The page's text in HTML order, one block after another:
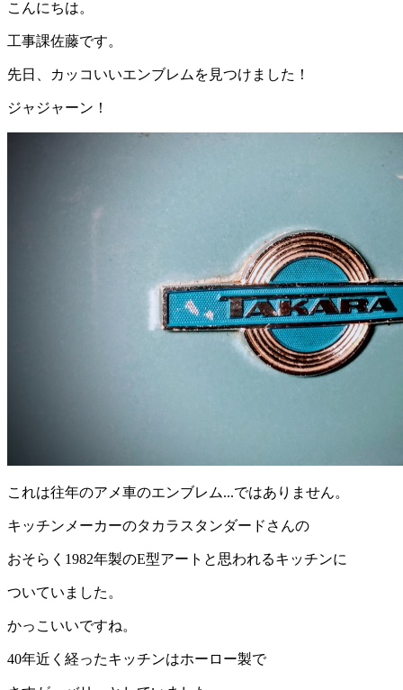
こんにちは。
工事課佐藤です。
先日、カッコいいエンブレムを見つけました！
ジャジャーン！
これは往年のアメ車のエンブレム...ではありません。
キッチンメーカーのタカラスタンダードさんの
おそらく1982年製のE型アートと思われるキッチンに
ついていました。
かっこいいですね。
40年近く経ったキッチンはホーロー製で